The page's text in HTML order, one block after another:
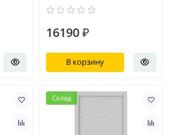
16190 ₽
В корзину
Склад